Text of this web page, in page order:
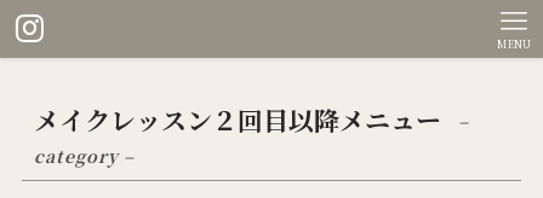
MENU
メイクレッスン２回目以降メニュー
–
category –